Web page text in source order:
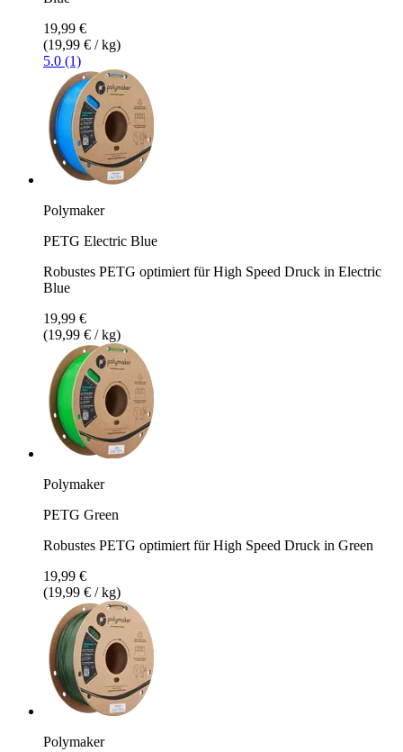
19,99 €
(19,99 € / kg)
5.0 (1)
Polymaker
PETG Electric Blue
Robustes PETG optimiert für High Speed Druck in Electric
Blue
19,99 €
(19,99 € / kg)
Polymaker
PETG Green
Robustes PETG optimiert für High Speed Druck in Green
19,99 €
(19,99 € / kg)
Polymaker